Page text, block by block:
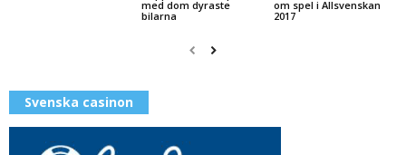
med dom dyraste
bilarna
om spel i Allsvenskan
2017
Svenska casinon